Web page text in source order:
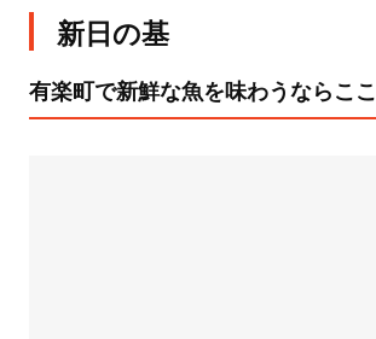
新日の基
有楽町で新鮮な魚を味わうならここ